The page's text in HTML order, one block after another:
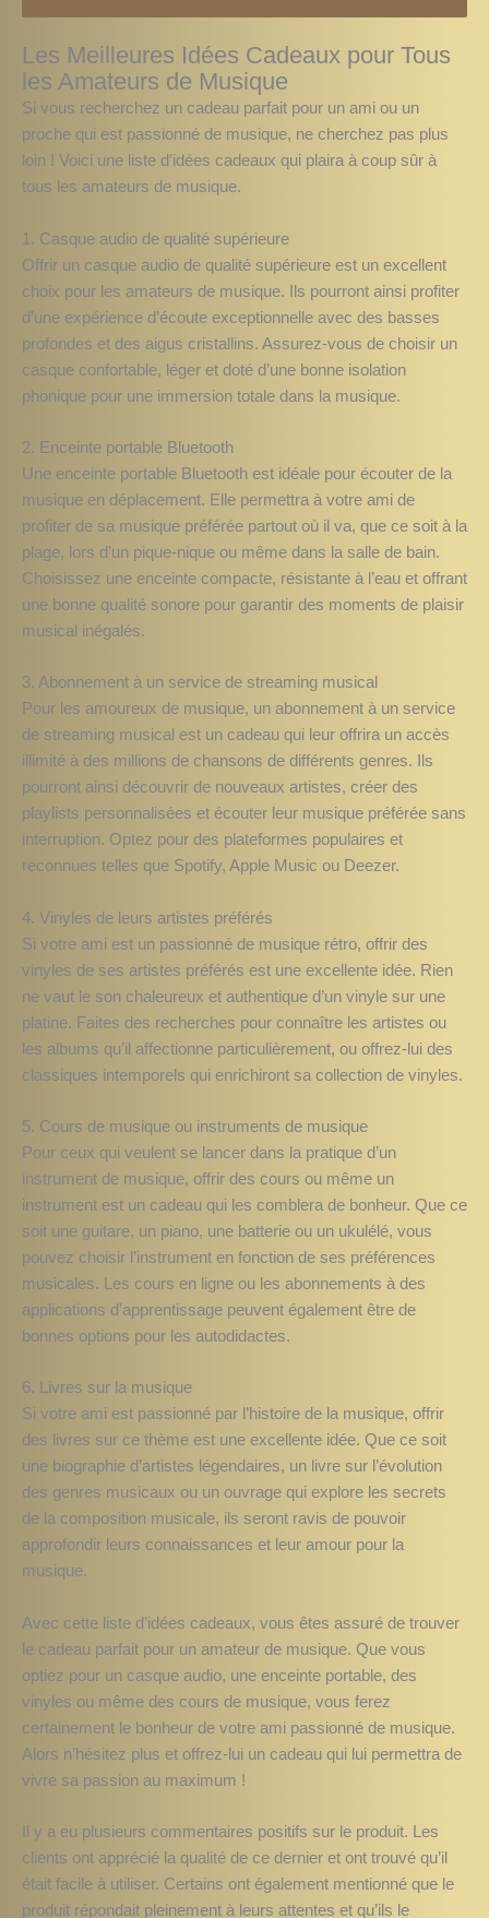
Les Meilleures Idées Cadeaux pour Tous
les Amateurs de Musique
Si vous recherchez un cadeau parfait pour un ami ou un
proche qui est passionné de musique, ne cherchez pas plus
loin ! Voici une liste d’idées cadeaux qui plaira à coup sûr à
tous les amateurs de musique.
1. Casque audio de qualité supérieure
Offrir un casque audio de qualité supérieure est un excellent
choix pour les amateurs de musique. Ils pourront ainsi profiter
d’une expérience d’écoute exceptionnelle avec des basses
profondes et des aigus cristallins. Assurez-vous de choisir un
casque confortable, léger et doté d’une bonne isolation
phonique pour une immersion totale dans la musique.
2. Enceinte portable Bluetooth
Une enceinte portable Bluetooth est idéale pour écouter de la
musique en déplacement. Elle permettra à votre ami de
profiter de sa musique préférée partout où il va, que ce soit à la
plage, lors d’un pique-nique ou même dans la salle de bain.
Choisissez une enceinte compacte, résistante à l’eau et offrant
une bonne qualité sonore pour garantir des moments de plaisir
musical inégalés.
3. Abonnement à un service de streaming musical
Pour les amoureux de musique, un abonnement à un service
de streaming musical est un cadeau qui leur offrira un accès
illimité à des millions de chansons de différents genres. Ils
pourront ainsi découvrir de nouveaux artistes, créer des
playlists personnalisées et écouter leur musique préférée sans
interruption. Optez pour des plateformes populaires et
reconnues telles que Spotify, Apple Music ou Deezer.
4. Vinyles de leurs artistes préférés
Si votre ami est un passionné de musique rétro, offrir des
vinyles de ses artistes préférés est une excellente idée. Rien
ne vaut le son chaleureux et authentique d’un vinyle sur une
platine. Faites des recherches pour connaître les artistes ou
les albums qu’il affectionne particulièrement, ou offrez-lui des
classiques intemporels qui enrichiront sa collection de vinyles.
5. Cours de musique ou instruments de musique
Pour ceux qui veulent se lancer dans la pratique d’un
instrument de musique, offrir des cours ou même un
instrument est un cadeau qui les comblera de bonheur. Que ce
soit une guitare, un piano, une batterie ou un ukulélé, vous
pouvez choisir l’instrument en fonction de ses préférences
musicales. Les cours en ligne ou les abonnements à des
applications d’apprentissage peuvent également être de
bonnes options pour les autodidactes.
6. Livres sur la musique
Si votre ami est passionné par l’histoire de la musique, offrir
des livres sur ce thème est une excellente idée. Que ce soit
une biographie d’artistes légendaires, un livre sur l’évolution
des genres musicaux ou un ouvrage qui explore les secrets
de la composition musicale, ils seront ravis de pouvoir
approfondir leurs connaissances et leur amour pour la
musique.
Avec cette liste d’idées cadeaux, vous êtes assuré de trouver
le cadeau parfait pour un amateur de musique. Que vous
optiez pour un casque audio, une enceinte portable, des
vinyles ou même des cours de musique, vous ferez
certainement le bonheur de votre ami passionné de musique.
Alors n’hésitez plus et offrez-lui un cadeau qui lui permettra de
vivre sa passion au maximum !
Il y a eu plusieurs commentaires positifs sur le produit. Les
clients ont apprécié la qualité de ce dernier et ont trouvé qu’il
était facile à utiliser. Certains ont également mentionné que le
produit répondait pleinement à leurs attentes et qu’ils le